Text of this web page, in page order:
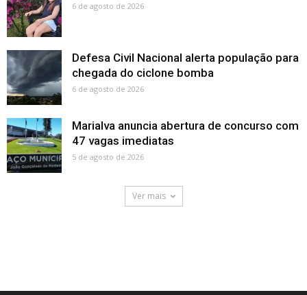
6 de agosto de 2026
Defesa Civil Nacional alerta população para
chegada do ciclone bomba
6 de agosto de 2026
Marialva anuncia abertura de concurso com
47 vagas imediatas
5 de agosto de 2026
Ver mais